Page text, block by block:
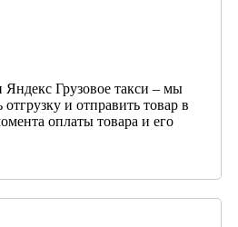
Грузовое такси – мы
и отправить товар в
оплаты товара и его